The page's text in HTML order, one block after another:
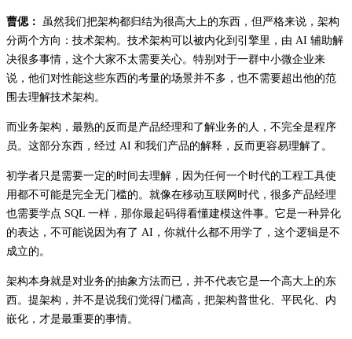
曹偲：
虽然我们把架构都归结为很高大上的东西，但严格来说，架构
分两个方向：技术架构。技术架构可以被内化到引擎里，由 AI 辅助解
决很多事情，这个大家不太需要关心。特别对于一群中小微企业来
说，他们对性能这些东西的考量的场景并不多，也不需要超出他的范
围去理解技术架构。
而业务架构，最熟的反而是产品经理和了解业务的人，不完全是程序
员。这部分东西，经过 AI 和我们产品的解释，反而更容易理解了。
初学者只是需要一定的时间去理解，因为任何一个时代的工程工具使
用都不可能是完全无门槛的。就像在移动互联网时代，很多产品经理
也需要学点 SQL 一样，那你最起码得看懂建模这件事。它是一种异化
的表达，不可能说因为有了 AI，你就什么都不用学了，这个逻辑是不
成立的。
架构本身就是对业务的抽象方法而已，并不代表它是一个高大上的东
西。提架构，并不是说我们觉得门槛高，把架构普世化、平民化、内
嵌化，才是最重要的事情。